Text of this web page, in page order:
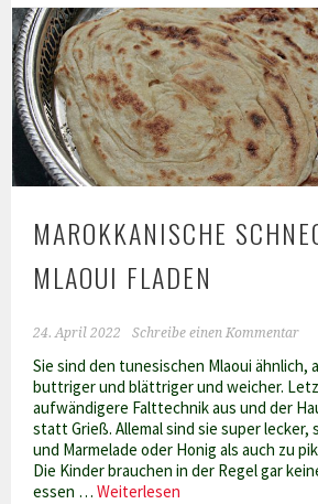
MAROKKANISCHE
MLAOUI FLADEN
24. April 2022 Schreibe einen Kommentar
Sie sind den tunesischen Mlaoui ähnlich,
buttriger und blättriger und weicher.
aufwändigere Falttechnik aus und der
statt Grieß. Allemal sind sie super
und Marmelade oder Honig als auch zu
Die Kinder brauchen in der Regel gar
essen …Weiterlesen